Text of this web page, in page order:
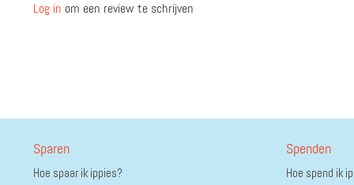
Log in om een review te schrijven
Sparen
Hoe spaar ik ippies?
Spenden
Hoe spend ik